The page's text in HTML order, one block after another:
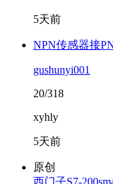
5天前
NPN传感器接
gushunyi001
20/318
xyhly
5天前
原创
西门子S7-